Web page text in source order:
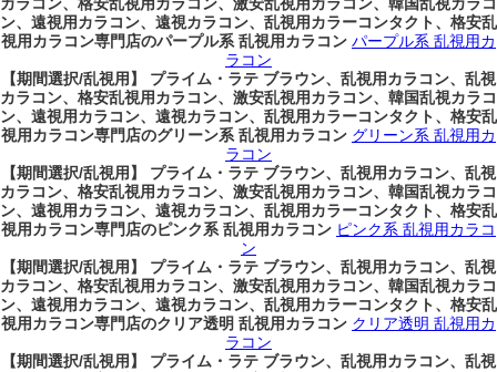
ン、遠視用カラコン、遠視カラコン、乱視用カラーコンタクト、格安乱
視用カラコン専門店のパープル系 乱視用カラコン パープル系 乱視用カ
ラコン
【期間選択/乱視用】 プライム・ラテ ブラウン、乱視用カラコン、乱視
カラコン、格安乱視用カラコン、激安乱視用カラコン、韓国乱視カラコ
ン、遠視用カラコン、遠視カラコン、乱視用カラーコンタクト、格安乱
視用カラコン専門店のグリーン系 乱視用カラコン グリーン系 乱視用カ
ラコン
【期間選択/乱視用】 プライム・ラテ ブラウン、乱視用カラコン、乱視
カラコン、格安乱視用カラコン、激安乱視用カラコン、韓国乱視カラコ
ン、遠視用カラコン、遠視カラコン、乱視用カラーコンタクト、格安乱
視用カラコン専門店のピンク系 乱視用カラコン ピンク系 乱視用カラコ
ン
【期間選択/乱視用】 プライム・ラテ ブラウン、乱視用カラコン、乱視
カラコン、格安乱視用カラコン、激安乱視用カラコン、韓国乱視カラコ
ン、遠視用カラコン、遠視カラコン、乱視用カラーコンタクト、格安乱
視用カラコン専門店のクリア透明 乱視用カラコン クリア透明 乱視用カ
ラコン
【期間選択/乱視用】 プライム・ラテ ブラウン、乱視用カラコン、乱視